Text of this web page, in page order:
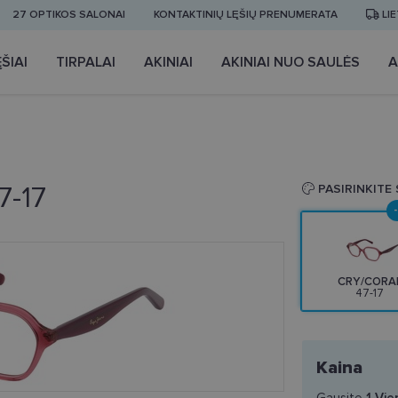
27 OPTIKOS SALONAI KONTAKTINIŲ LĘŠIŲ PRENUMERATA
TIRPALAI AKINIAI AKINIAI NUO SAULĖS
17 PASIRINKITE
CRY/
47-17
Kaina